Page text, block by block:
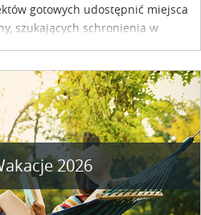
gotowych udostępnić miejsca
szukających schronienia w
2026